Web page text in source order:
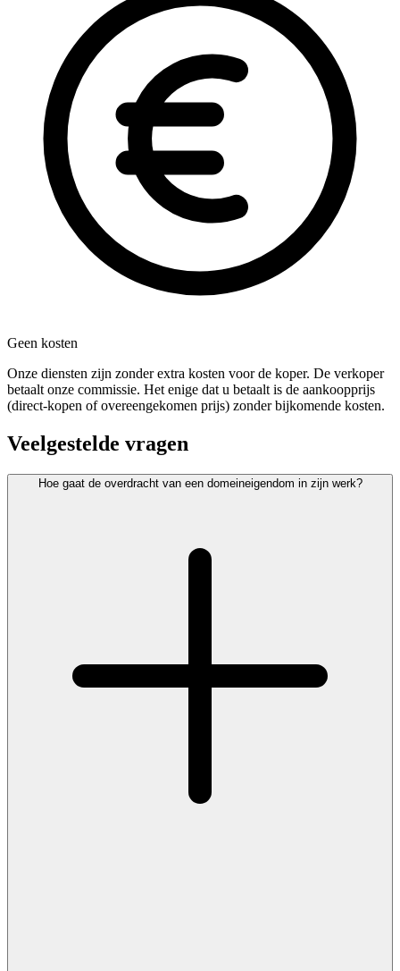
Geen kosten
Onze diensten zijn zonder extra kosten voor de koper. De verkoper
betaalt onze commissie. Het enige dat u betaalt is de aankoopprijs
(direct-kopen of overeengekomen prijs) zonder bijkomende kosten.
Veelgestelde vragen
Hoe gaat de overdracht van een domeineigendom in zijn werk?